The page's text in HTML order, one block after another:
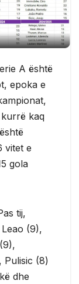
A është
epoka e
kaq
vitet e
gola
tij,
(9),
Pulisic (8)
dhe